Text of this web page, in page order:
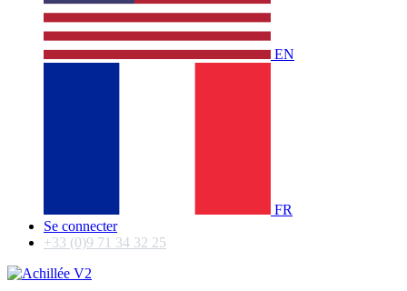
EN
FR
Se connecter
+33 (0)9 71 34 32 25